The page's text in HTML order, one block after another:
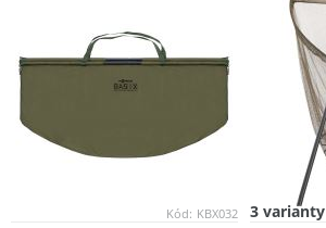
Kód: KBX032 3 varianty